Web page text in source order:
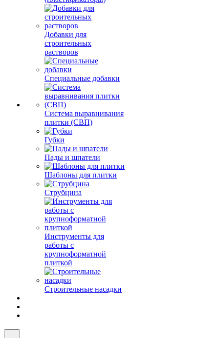
Добавки для
строительных
растворов
Специальные добавки
Система выравнивания
плитки (СВП)
Губки
Пады и шпатели
Шаблоны для плитки
Струбцина
Инструменты для
работы с
крупноформатной
плиткой
Строительные насадки